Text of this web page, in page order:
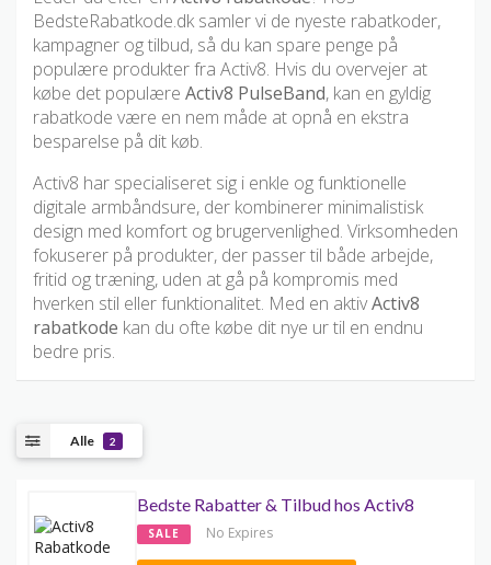
BedsteRabatkode.dk samler vi de nyeste rabatkoder,
kampagner og tilbud, så du kan spare penge på
populære produkter fra Activ8. Hvis du overvejer at
købe det populære Activ8 PulseBand, kan en gyldig
rabatkode være en nem måde at opnå en ekstra
besparelse på dit køb.
Activ8 har specialiseret sig i enkle og funktionelle
digitale armbåndsure, der kombinerer minimalistisk
design med komfort og brugervenlighed. Virksomheden
fokuserer på produkter, der passer til både arbejde,
fritid og træning, uden at gå på kompromis med
hverken stil eller funktionalitet. Med en aktivActiv8
rabatkode kan du ofte købe dit nye ur til en endnu
bedre pris.
Alle 2
Bedste Rabatter & Tilbud hos Activ8
SALE No Expires